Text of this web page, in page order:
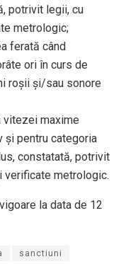
potrivit legii, cu
metrologic;
ferată când
ori în curs de
roșii și/sau sonore
vitezei maxime
și pentru categoria
constatată, potrivit
verificate metrologic.
la data de 12
sanctiuni